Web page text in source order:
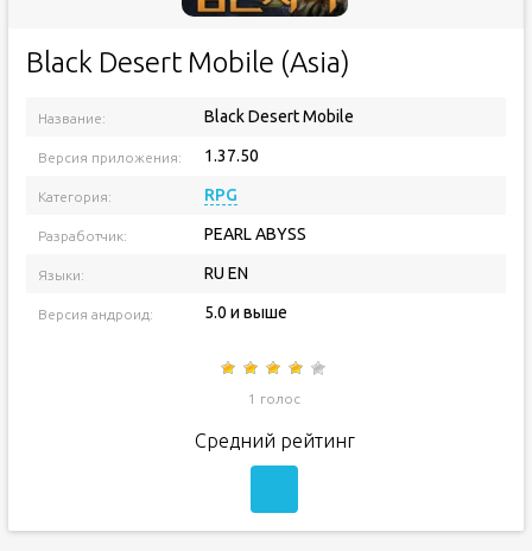
Black Desert Mobile (Asia)
Название: Black Desert Mobile
Версия приложения: 1.37.50
Категория: RPG
Разработчик: PEARL ABYSS
Языки: RU EN
Версия андроид: 5.0 и выше
1 голос
Средний рейтинг